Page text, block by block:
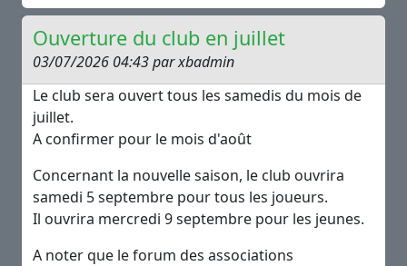
Ouverture du club en juillet
03/07/2026 04:43 par xbadmin
Le club sera ouvert tous les samedis du mois de
juillet.
A confirmer pour le mois d'août
Concernant la nouvelle saison, le club ouvrira
samedi 5 septembre pour tous les joueurs.
Il ouvrira mercredi 9 septembre pour les jeunes.
A noter que le forum des associations